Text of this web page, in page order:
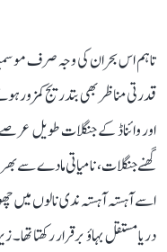
تاہم اس بحران کی وجہ صرف
قدرتی مناظر بھی بتدریج کمزور
اور وائناڈ کے جنگلات طویل
گھنے جنگلات، نامیاتی مادے سے
اسے آہستہ آہستہ ندی نالوں
دریا مستقل بہاؤ برقرار رکھتا